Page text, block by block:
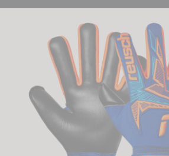
EXTERNE MEDIEN